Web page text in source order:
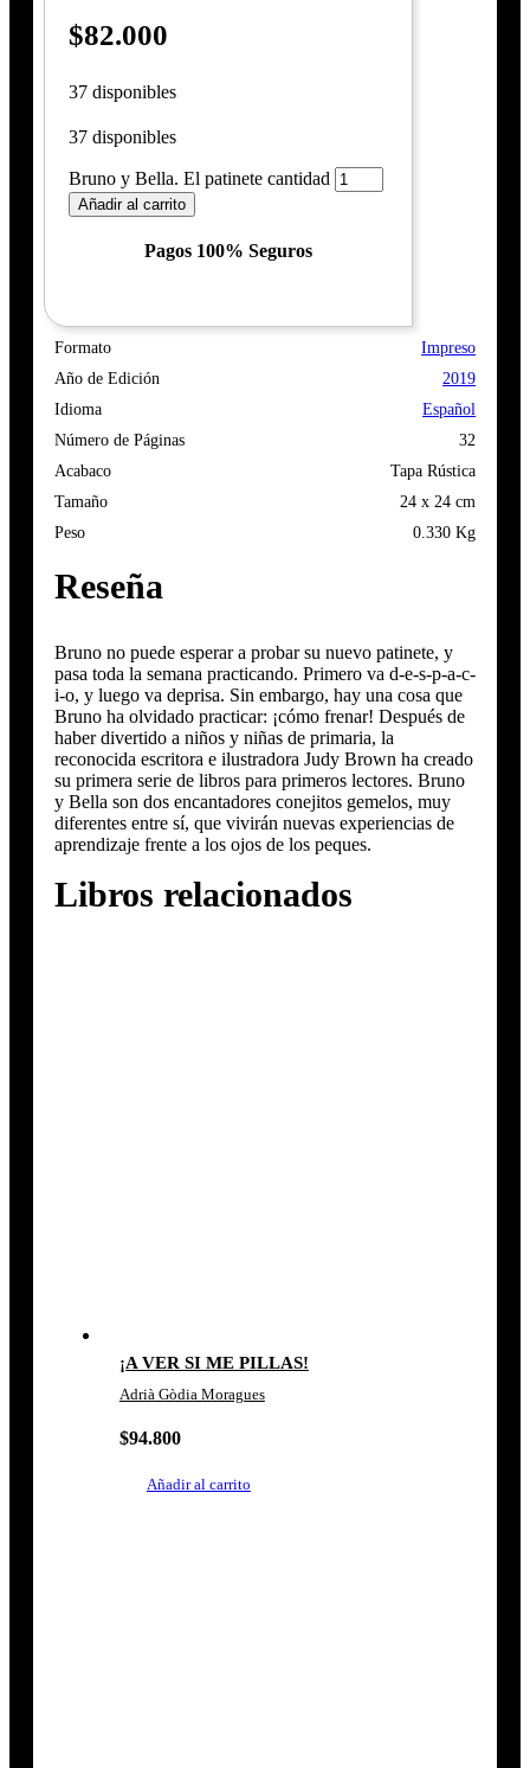
$82.000
37 disponibles
37 disponibles
Bruno y Bella. El patinete cantidad
Añadir al carrito
Pagos 100% Seguros
Formato
Impreso
Año de Edición
2019
Idioma
Español
Número de Páginas
32
Acabaco
Tapa Rústica
Tamaño
24 x 24 cm
Peso
0.330 Kg
Reseña
Bruno no puede esperar a probar su nuevo patinete, y
pasa toda la semana practicando. Primero va d-e-s-p-a-c-
i-o, y luego va deprisa. Sin embargo, hay una cosa que
Bruno ha olvidado practicar: ¡cómo frenar! Después de
haber divertido a niños y niñas de primaria, la
reconocida escritora e ilustradora Judy Brown ha creado
su primera serie de libros para primeros lectores. Bruno
y Bella son dos encantadores conejitos gemelos, muy
diferentes entre sí, que vivirán nuevas experiencias de
aprendizaje frente a los ojos de los peques.
Libros relacionados
¡A VER SI ME PILLAS!
Adrià Gòdia Moragues
$94.800
Añadir al carrito